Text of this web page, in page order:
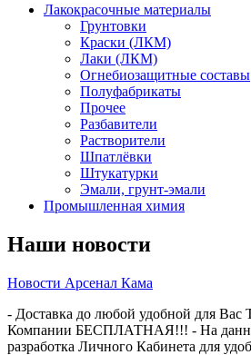
Лакокрасочные материалы
Грунтовки
Краски (ЛКМ)
Лаки (ЛКМ)
Огнебиозащитные составы
Полуфабрикаты
Прочее
Разбавители
Растворители
Шпатлёвки
Штукатурки
Эмали, грунт-эмали
Промышленная химия
Наши новости
Новости Арсенал Кама
- Доставка до любой удобной для Вас
Компании БЕСПЛАТНАЯ!!! - На
разработка Личного Кабинета для